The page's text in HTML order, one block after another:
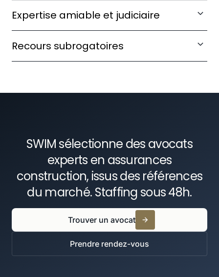
par l'assureur sur des motifs techniques ou
contractuels.
Expertise amiable et judiciaire
d'expertise pour préserver vos droits à
indemnisation.
Recours subrogatoires
SWIM sélectionne des avocats
experts en assurances
construction, issus des références
du marché. Staffing sous 48h.
Trouver un avocat
Prendre rendez-vous